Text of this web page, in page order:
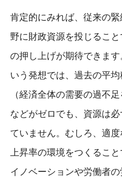
肯定的にみれば、従来の
野に財政資源を投じるこ
の押し上げが期待できま
いう発想では、過去の平
（経済全体の需要の過不
などがゼロでも、資源は
ていません。むしろ、適
上昇率の環境をつくるこ
イノベーションや労働者